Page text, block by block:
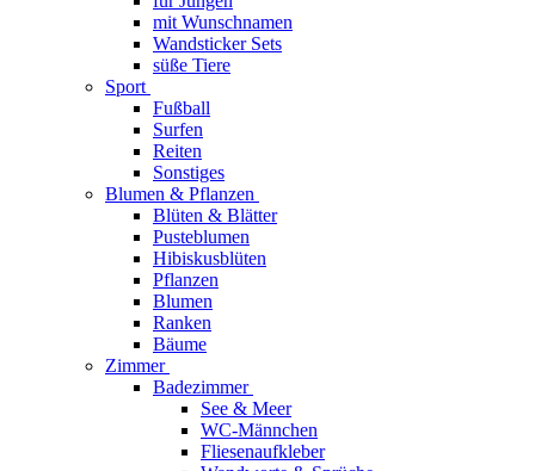
mit Wunschnamen
Wandsticker Sets
süße Tiere
Sport
Fußball
Surfen
Reiten
Sonstiges
Blumen & Pflanzen
Blüten & Blätter
Pusteblumen
Hibiskusblüten
Pflanzen
Blumen
Ranken
Bäume
Zimmer
Badezimmer
See & Meer
WC-Männchen
Fliesenaufkleber